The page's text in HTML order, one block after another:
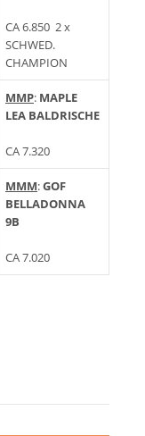
CA 6.850 2 x
SCHWED.
CHAMPION
MMP: MAPLE
LEA BALDRISCHE
CA 7.320
MMM:GOF
BELLADONNA
9B
CA 7.020